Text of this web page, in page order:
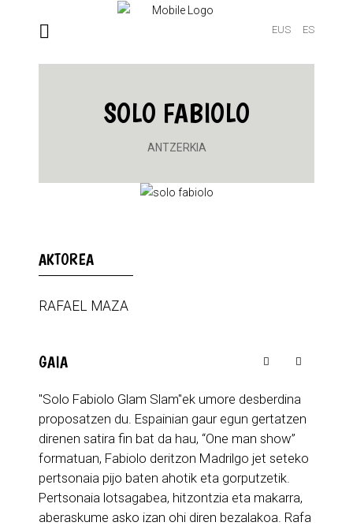
EUS ES
SOLO FABIOLO
ANTZERKIA
AKTOREA
RAFAEL MAZA
GAIA
"Solo Fabiolo Glam Slam"ek umore desberdina
proposatzen du. Espainian gaur egun gertatzen
direnen satira fin bat da hau, “One man show”
formatuan, Fabiolo deritzon Madrilgo jet seteko
pertsonaia pijo baten ahotik eta gorputzetik.
Pertsonaia lotsagabea, hitzontzia eta makarra,
aberaskume asko izan ohi diren bezalakoa. Rafa